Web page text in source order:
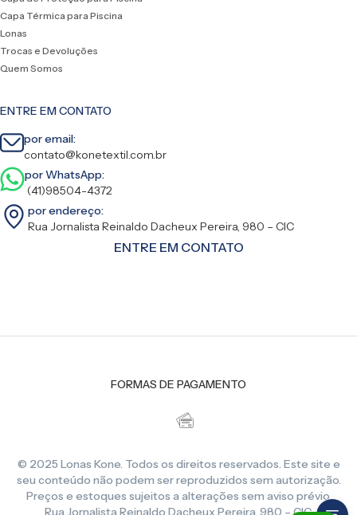
Capa Térmica para Piscina
Lonas
Trocas e Devoluções
Quem Somos
ENTRE EM CONTATO
por email:
contato@konetextil.com.br
por WhatsApp:
(41)98504-4372
por endereço:
Rua Jornalista Reinaldo Dacheux Pereira, 980 – CIC
ENTRE EM CONTATO
FORMAS DE PAGAMENTO
© 2025 Lonas Kone. Todos os direitos reservados. Este site e
seu conteúdo não podem ser reproduzidos sem autorização.
Preços e estoques sujeitos a alterações sem aviso prévio.
Rua Jornalista Reinaldo Dacheux Pereira, 980 – CIC,